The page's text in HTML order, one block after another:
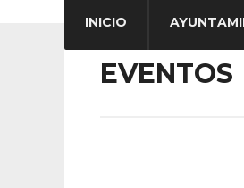
INICIO
EVENTOS